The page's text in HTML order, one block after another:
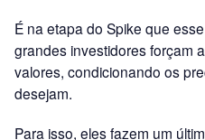
É na etapa do Spike que
grandes investidores forçam
valores, condicionando os
desejam.
Para isso, eles fazem um